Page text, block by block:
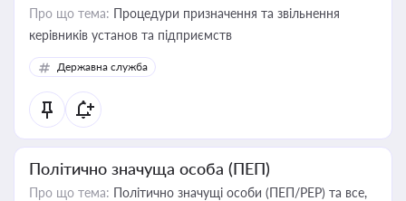
Про що тема: Процедури призначення та звільнення
керівників установ та підприємств
Державна служба
Політично значуща особа (ПЕП)
Про що тема: Політично значущі особи (ПЕП/PEP) та все,